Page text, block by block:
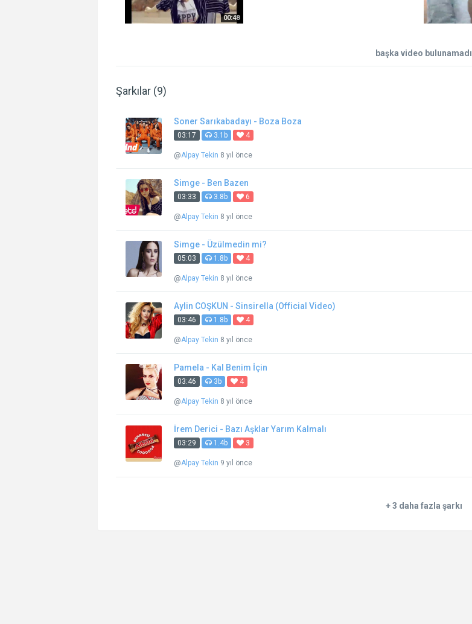
00:48
başka video bulunamadı
Şarkılar (9)
Soner Sarıkabadayı - Boza Boza
03:17 3.1b 4
@Alpay Tekin 8 yıl önce
Simge - Ben Bazen
03:33 3.8b 6
@Alpay Tekin 8 yıl önce
Simge - Üzülmedin mi?
05:03 1.8b 4
@Alpay Tekin 8 yıl önce
Aylin COŞKUN - Sinsirella (Official Video)
03:46 1.8b 4
@Alpay Tekin 8 yıl önce
Pamela - Kal Benim İçin
03:46 3b 4
@Alpay Tekin 8 yıl önce
İrem Derici - Bazı Aşklar Yarım Kalmalı
03:29 1.4b 3
@Alpay Tekin 9 yıl önce
+ 3 daha fazla şarkı